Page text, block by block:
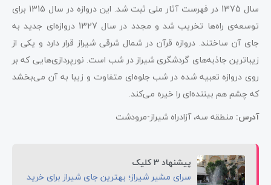
سال 1375 در فهرست آثار ملی ثبت شد. این دروازه در سال 1315 برای
توسعه‌ی راه‌ها تخریب شد و مجدد در سال 1327 دروازه‌ای جدید به
جای آن ساختند. دروازه قرآن در شمال شرقی شیراز قرار دارد و یکی از
زیباترین جاذبه‌های گردشگری شیراز در شب است. نورپردازی‌هایی که بر
روی دروازه تعبیه شده در شب جلوه‌ای متفاوت و زیبا به آن می‌بخشد
که چشم هم بیننده‌ای را خیره می‌کند.
آدرس: منطقه سه، آزادراه شیراز-مرودشت
پیشنهاد 3 کلیک
سرای مشیر شیراز؛ بهترین جای شیراز برای خرید